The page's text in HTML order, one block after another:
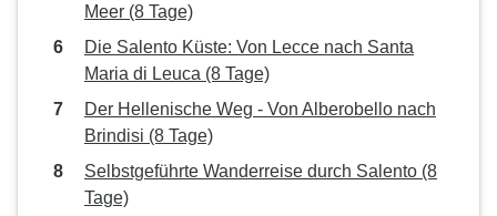
Meer (8 Tage)
Die Salento Küste: Von Lecce nach Santa
Maria di Leuca (8 Tage)
Der Hellenische Weg - Von Alberobello nach
Brindisi (8 Tage)
Selbstgeführte Wanderreise durch Salento (8
Tage)